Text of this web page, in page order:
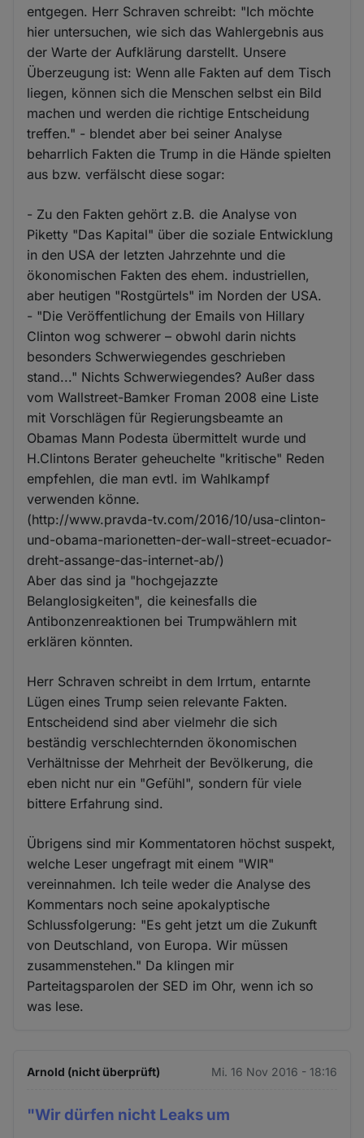
entgegen. Herr Schraven schreibt: "Ich möchte
hier untersuchen, wie sich das Wahlergebnis aus
der Warte der Aufklärung darstellt. Unsere
Überzeugung ist: Wenn alle Fakten auf dem Tisch
liegen, können sich die Menschen selbst ein Bild
machen und werden die richtige Entscheidung
treffen." - blendet aber bei seiner Analyse
beharrlich Fakten die Trump in die Hände spielten
aus bzw. verfälscht diese sogar:
- Zu den Fakten gehört z.B. die Analyse von
Piketty "Das Kapital" über die soziale Entwicklung
in den USA der letzten Jahrzehnte und die
ökonomischen Fakten des ehem. industriellen,
aber heutigen "Rostgürtels" im Norden der USA.
- "Die Veröffentlichung der Emails von Hillary
Clinton wog schwerer – obwohl darin nichts
besonders Schwerwiegendes geschrieben
stand..." Nichts Schwerwiegendes? Außer dass
vom Wallstreet-Bamker Froman 2008 eine Liste
mit Vorschlägen für Regierungsbeamte an
Obamas Mann Podesta übermittelt wurde und
H.Clintons Berater geheuchelte "kritische" Reden
empfehlen, die man evtl. im Wahlkampf
verwenden könne.
(http://www.pravda-tv.com/2016/10/usa-clinton-
und-obama-marionetten-der-wall-street-ecuador-
dreht-assange-das-internet-ab/)
Aber das sind ja "hochgejazzte
Belanglosigkeiten", die keinesfalls die
Antibonzenreaktionen bei Trumpwählern mit
erklären könnten.
Herr Schraven schreibt in dem Irrtum, entarnte
Lügen eines Trump seien relevante Fakten.
Entscheidend sind aber vielmehr die sich
beständig verschlechternden ökonomischen
Verhältnisse der Mehrheit der Bevölkerung, die
eben nicht nur ein "Gefühl", sondern für viele
bittere Erfahrung sind.
Übrigens sind mir Kommentatoren höchst suspekt,
welche Leser ungefragt mit einem "WIR"
vereinnahmen. Ich teile weder die Analyse des
Kommentars noch seine apokalyptische
Schlussfolgerung: "Es geht jetzt um die Zukunft
von Deutschland, von Europa. Wir müssen
zusammenstehen." Da klingen mir
Parteitagsparolen der SED im Ohr, wenn ich so
was lese.
Arnold (nicht überprüft) Mi. 16 Nov 2016 - 18:16
"Wir dürfen nicht Leaks um